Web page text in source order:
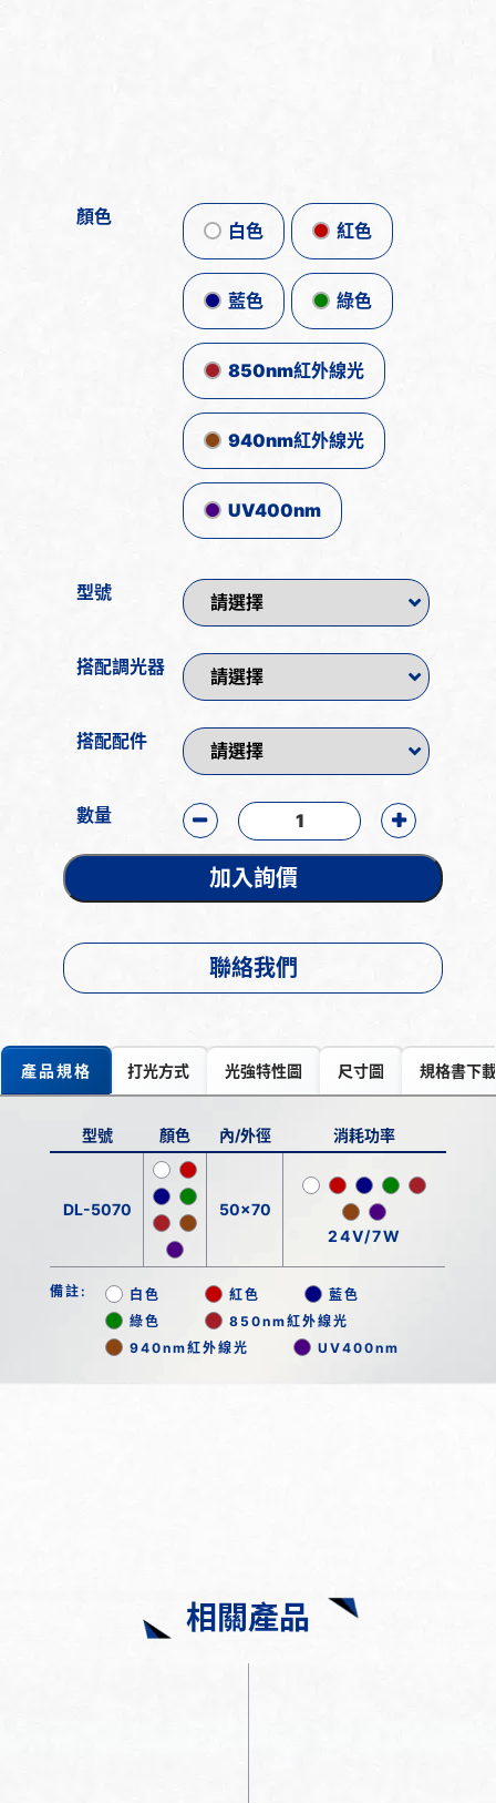
顏色
白色 紅色
藍色 綠色
850nm紅外線光
940nm紅外線光
UV400nm
型號
搭配調光器
搭配配件
數量
加入詢價
聯絡我們
產品規格 打光方式 光強特性圖 尺寸圖 規格書下載
型號 顏色 內/外徑 消耗功率
DL-5070
50x70
24V/7W
備註: 白色 紅色
藍色
綠色
850nm紅外線光
940nm紅外線光
UV400nm
相關產品